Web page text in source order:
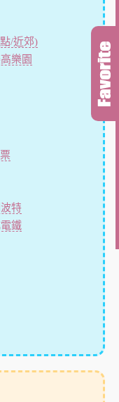
/近郊)
樂園
特
鐵